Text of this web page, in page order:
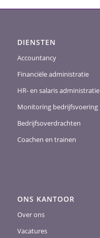
DIENSTEN
Accountancy
Financiële administratie
HR- en salaris administratie
Monitoring bedrijfsvoering
Bedrijfsoverdrachten
Coachen en trainen
ONS KANTOOR
Over ons
Vacatures